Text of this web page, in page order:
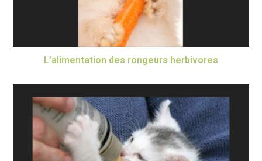
L’alimentation des rongeurs herbivores